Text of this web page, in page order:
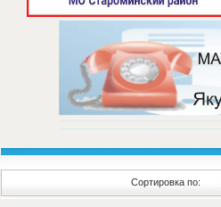
Сортировка по: